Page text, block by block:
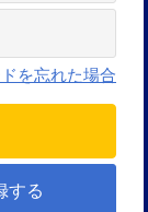
を忘れた場合
する